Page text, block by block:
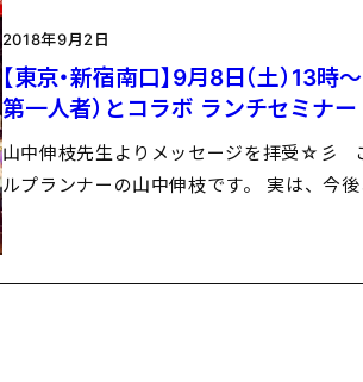
2018年9月2日
【東京・新宿南口】9月8日（土）13
第一人者）とコラボ ランチセミナー
山中伸枝先生よりメッセージを拝受☆彡
ルプランナーの山中伸枝です。 実は、今